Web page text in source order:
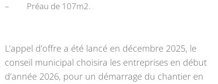
– Préau de 107m2.
L’appel d’offre a été lancé en décembre 2025, le
conseil municipal choisira les entreprises en début
d’année 2026, pour un démarrage du chantier en